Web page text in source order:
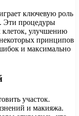
ключевую роль
Эти процедуры
клеток, улучшению
принципов
и максимально
участок.
и макияжа.